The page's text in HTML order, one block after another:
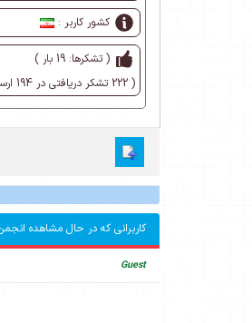
کشور کاربر :
( تشکرها: 19 بار )
( 222 تشکر دریافتی در 194 ارسال )
کاربرانی که در حال مشاهده
Guest